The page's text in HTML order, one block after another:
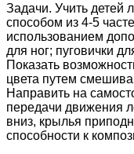
Задачи. Учить детей
способом из 4-5
использованием
для ног; пуговички
Показать
цвета путем
Направить на
передачи движения
вниз, крылья
способности к